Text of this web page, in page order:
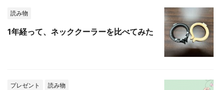
読み物
1年経って、ネッククーラーを比べてみた
プレゼント 読み物